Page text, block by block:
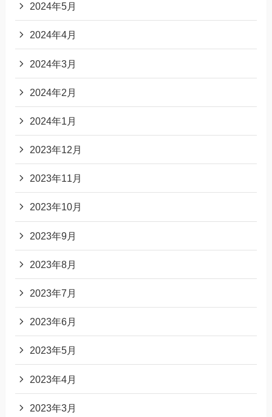
2024年5月
2024年4月
2024年3月
2024年2月
2024年1月
2023年12月
2023年11月
2023年10月
2023年9月
2023年8月
2023年7月
2023年6月
2023年5月
2023年4月
2023年3月